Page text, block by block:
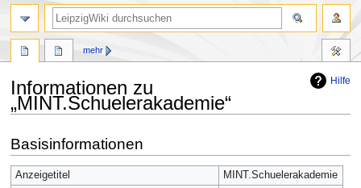
Hilfe
Informationen zu
„MINT.Schuelerakademie“
Navigation
springen
Suche
springen
Basisinformationen
Anzeigetitel
MINT.Schuelerakademie
mehr